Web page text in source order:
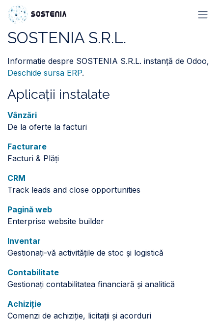
Sari la conținut
SOSTENIA S.R.L.
Informatie despre SOSTENIA S.R.L. instanță de Odoo,
Deschide sursa ERP.
Aplicații instalate
Vânzări
De la oferte la facturi
Facturare
Facturi & Plăți
CRM
Track leads and close opportunities
Pagină web
Enterprise website builder
Inventar
Gestionați-vă activitățile de stoc și logistică
Contabilitate
Gestionați contabilitatea financiară și analitică
Achiziție
Comenzi de achiziție, licitații și acorduri